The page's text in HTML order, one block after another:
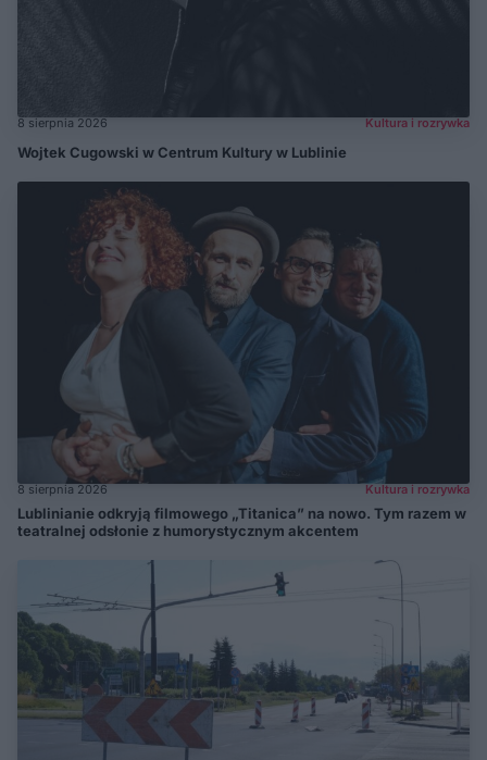
8 sierpnia 2026 Kultura i rozrywka
Wojtek Cugowski w Centrum Kultury w Lublinie
8 sierpnia 2026 Kultura i rozrywka
Lublinianie odkryją filmowego „Titanica” na nowo. Tym razem w
teatralnej odsłonie z humorystycznym akcentem